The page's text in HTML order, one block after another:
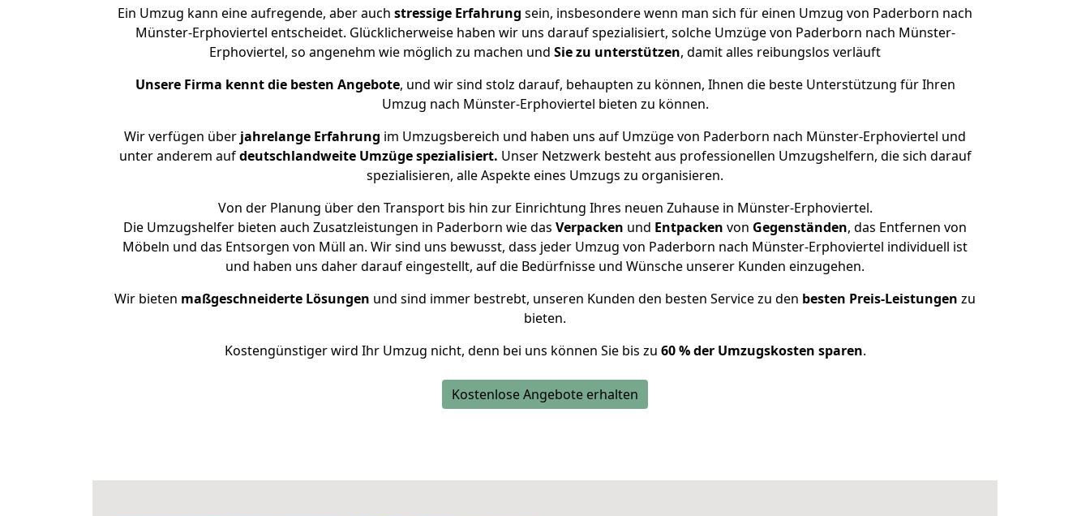
Ein Umzug kann eine aufregende, aber auch stressige Erfahrung sein, insbesondere wenn man sich für einen Umzug von Paderborn nach
Münster-Erphoviertel entscheidet. Glücklicherweise haben wir uns darauf spezialisiert, solche Umzüge von Paderborn nach Münster-
Erphoviertel, so angenehm wie möglich zu machen und Sie zu unterstützen, damit alles reibungslos verläuft
Unsere Firma kennt die besten Angebote, und wir sind stolz darauf, behaupten zu können, Ihnen die beste Unterstützung für Ihren
Umzug nach Münster-Erphoviertel bieten zu können.
Wir verfügen über jahrelange Erfahrung im Umzugsbereich und haben uns auf Umzüge von Paderborn nach Münster-Erphoviertel und
unter anderem aufdeutschlandweite Umzüge spezialisiert. Unser Netzwerk besteht aus professionellen Umzugshelfern, die sich darauf
spezialisieren, alle Aspekte eines Umzugs zu organisieren.
Von der Planung über den Transport bis hin zur Einrichtung Ihres neuen Zuhause in Münster-Erphoviertel.
Die Umzugshelfer bieten auch Zusatzleistungen in Paderborn wie das Verpacken und Entpacken von Gegenständen, das Entfernen von
Möbeln und das Entsorgen von Müll an. Wir sind uns bewusst, dass jeder Umzug von Paderborn nach Münster-Erphoviertel individuell ist
und haben uns daher darauf eingestellt, auf die Bedürfnisse und Wünsche unserer Kunden einzugehen.
Wir bieten maßgeschneiderte Lösungen und sind immer bestrebt, unseren Kunden den besten Service zu den besten Preis-Leistungen zu
bieten.
Kostengünstiger wird Ihr Umzug nicht, denn bei uns können Sie bis zu 60 % der Umzugskosten sparen.
Kostenlose Angebote erhalten